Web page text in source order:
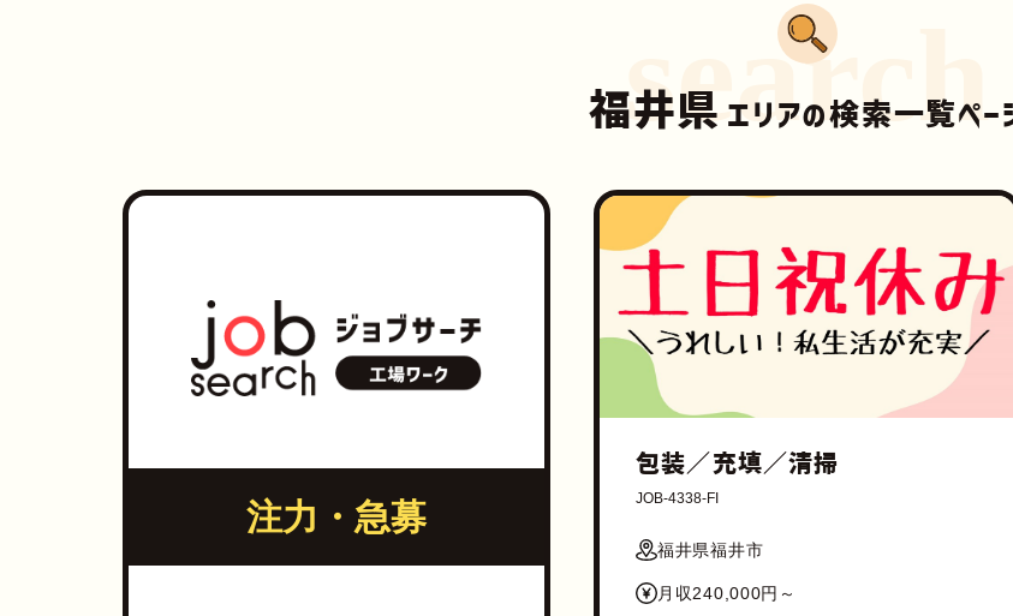
福井県 エリアの検索一覧ペー
search
注力・急募
包装／充填／清掃
JOB-4338-FI
福井県福井市
月収240,000円～